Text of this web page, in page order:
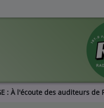
: À l'écoute des